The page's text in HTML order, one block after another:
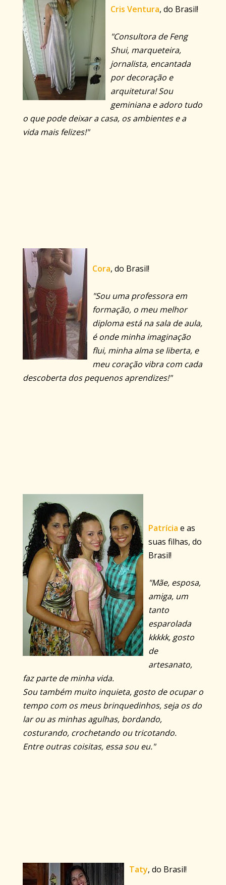
Cris Ventura, do Brasil!
"Consultora de Feng
Shui, marqueteira,
jornalista, encantada
por decoração e
arquitetura! Sou
geminiana e adoro tudo
o que pode deixar a casa, os ambientes e a
vida mais felizes!"
Cora, do Brasil!
"Sou uma professora em
formação, o meu melhor
diploma está na sala de aula,
é onde minha imaginação
flui, minha alma se liberta, e
meu coração vibra com cada
descoberta dos pequenos aprendizes!"
Patrícia e as
suas filhas, do
Brasil!
"Mãe, esposa,
amiga, um
tanto
esparolada
kkkkk, gosto
de
artesanato,
faz parte de minha vida.
Sou também muito inquieta, gosto de ocupar o
tempo com os meus brinquedinhos, seja os do
lar ou as minhas agulhas, bordando,
costurando, crochetando ou tricotando.
Entre outras coisitas, essa sou eu."
Taty, do Brasil!